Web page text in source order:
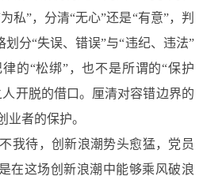
私”，分清“无心”还是“有意”，判
划分“失误、错误”与“违纪、违法”
的“松绑”，也不是所谓的“保护
开脱的借口。厘清对容错边界的
业者的保护。
待，创新浪潮势头愈猛，党员
在这场创新浪潮中能够乘风破浪